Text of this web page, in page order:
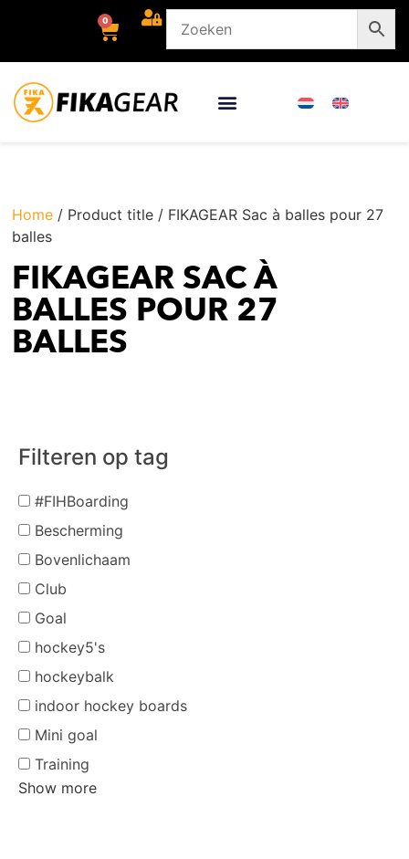
0
Home / Product title / FIKAGEAR Sac à balles pour 27
balles
FIKAGEAR SAC À
BALLES POUR 27
BALLES
Filteren op tag
#FIHBoarding
Bescherming
Bovenlichaam
Club
Goal
hockey5's
hockeybalk
indoor hockey boards
Mini goal
Training
Show more